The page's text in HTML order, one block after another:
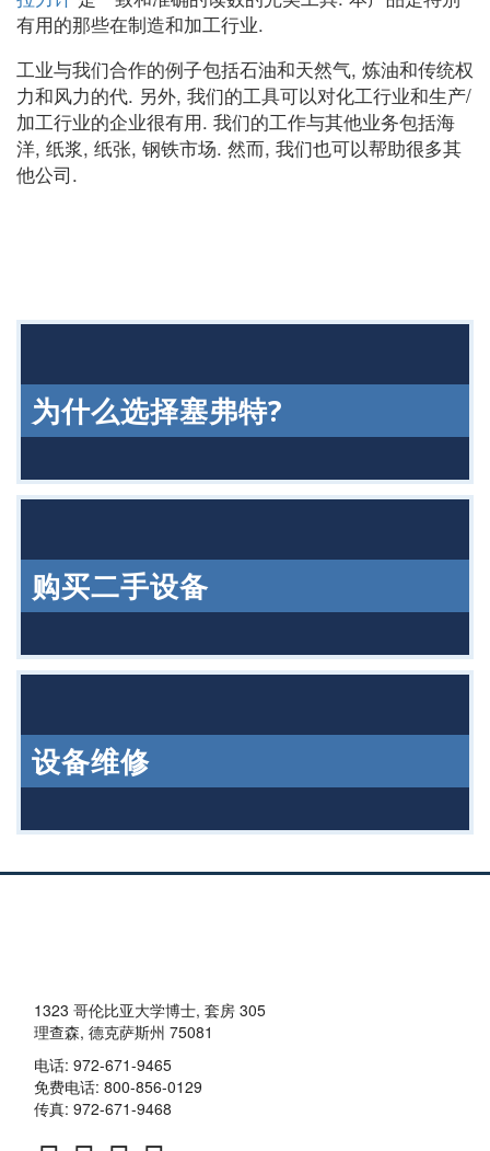
有用的那些在制造和加工行业.
工业与我们合作的例子包括石油和天然气, 炼油和传统权
力和风力的代. 另外, 我们的工具可以对化工行业和生产/
加工行业的企业很有用. 我们的工作与其他业务包括海
洋, 纸浆, 纸张, 钢铁市场. 然而, 我们也可以帮助很多其
他公司.
为什么选择塞弗特?
购买二手设备
设备维修
1323 哥伦比亚大学博士, 套房 305
理查森, 德克萨斯州 75081
电话: 972-671-9465
免费电话: 800-856-0129
传真: 972-671-9468